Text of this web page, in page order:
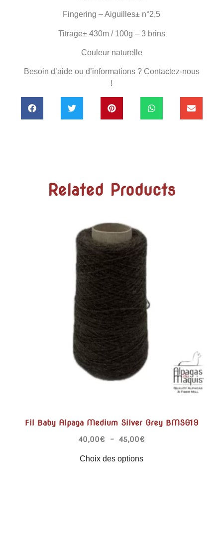
Fingering – Aiguilles± n°2,5
Titrage± 430m / 100g – 3 brins
Couleur naturelle
Besoin d’aide ou d’informations ? Contactez-nous
!
Related Products
Fil Baby Alpaga Medium Silver Grey BMSG19
40,00€ – 45,00€
Choix des options